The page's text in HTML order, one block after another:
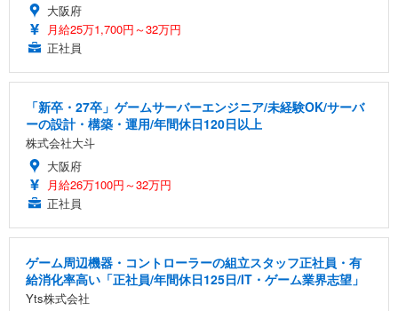
大阪府
月給25万1,700円～32万円
正社員
「新卒・27卒」ゲームサーバーエンジニア/未経験OK/サーバ
ーの設計・構築・運用/年間休日120日以上
株式会社大斗
大阪府
月給26万100円～32万円
正社員
ゲーム周辺機器・コントローラーの組立スタッフ正社員・有
給消化率高い「正社員/年間休日125日/IT・ゲーム業界志望」
Yts株式会社